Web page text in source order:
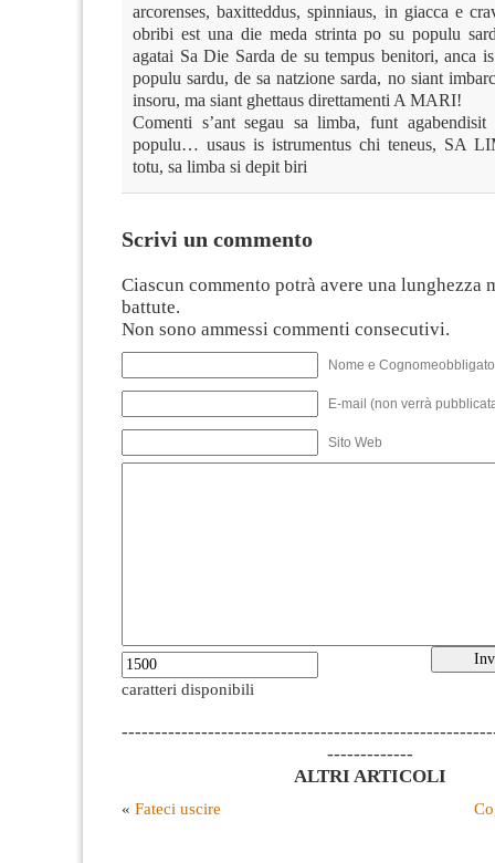
arcorenses, baxitteddus, spinniaus, in giacca e
obribi est una die meda strinta po su populu
agatai Sa Die Sarda de su tempus benitori, anca
populu sardu, de sa natzione sarda, no siant
insoru, ma siant ghettaus direttamenti A MARI!
Comenti s’ant segau sa limba, funt
populu… usaus is istrumentus chi teneus, SA
totu, sa limba si depit biri
Scrivi un commento
Ciascun commento potrà avere una lunghezza
battute.
Non sono ammessi commenti consecutivi.
Nome e
E-mail (non verrà
Sito Web
caratteri disponibili
-------------
ALTRI ARTICOLI
« Fateci uscire